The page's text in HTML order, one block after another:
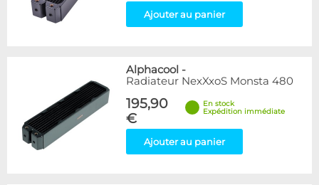
Ajouter au panier
Alphacool -
Radiateur NexXxoS Monsta 480
195,90
€
En stock
Expédition immédiate
Ajouter au panier